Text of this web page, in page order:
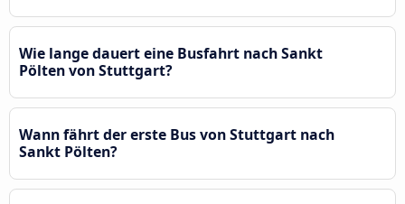
Wie lange dauert eine Busfahrt nach Sankt
Pölten von Stuttgart?
Wann fährt der erste Bus von Stuttgart nach
Sankt Pölten?